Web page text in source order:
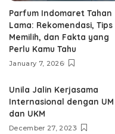
Parfum Indomaret Tahan
Lama: Rekomendasi, Tips
Memilih, dan Fakta yang
Perlu Kamu Tahu
January 7, 2026
Unila Jalin Kerjasama
Internasional dengan UM
dan UKM
December 27, 2023